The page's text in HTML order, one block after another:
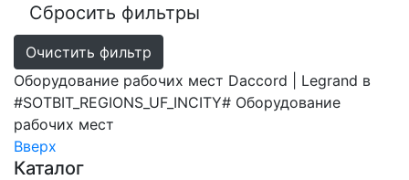
Сбросить фильтры
Очистить фильтр
Оборудование рабочих мест Daccord | Legrand в
#SOTBIT_REGIONS_UF_INCITY# Оборудование
рабочих мест
Вверх
Каталог